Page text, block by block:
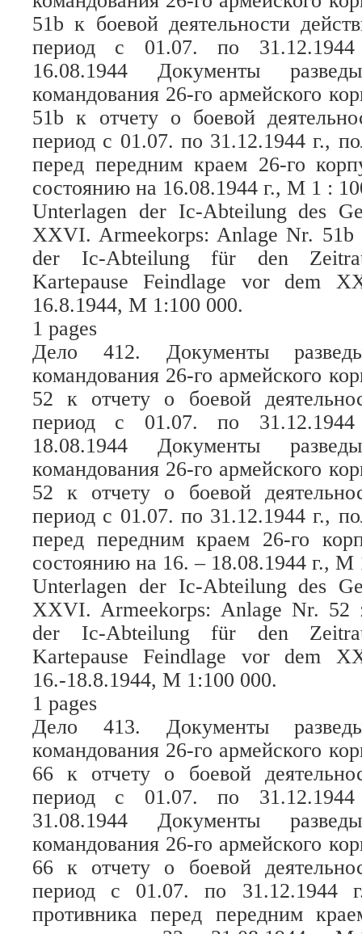
51b к боевой деятельности
период с 01.07. по
16.08.1944 Документы
командования 26-го армейского
51b к отчету о боевой
период с 01.07. по 31.12.1944 г.,
перед передним краем 26-го
состоянию на 16.08.1944 г., М 1 :
Unterlagen der Ic-Abteilung des
XXVI. Armeekorps: Anlage Nr. 51b
der Ic-Abteilung für den
Kartepause Feindlage vor dem
16.8.1944, M 1:100 000.
1 pages
Дело 412. Документы
командования 26-го армейского
52 к отчету о боевой
период с 01.07. по
18.08.1944 Документы
командования 26-го армейского
52 к отчету о боевой
период с 01.07. по 31.12.1944 г.,
перед передним краем 26-го
состоянию на 16. – 18.08.1944 г., М
Unterlagen der Ic-Abteilung des
XXVI. Armeekorps: Anlage Nr. 52
der Ic-Abteilung für den
Kartepause Feindlage vor dem
16.-18.8.1944, M 1:100 000.
1 pages
Дело 413. Документы
командования 26-го армейского
66 к отчету о боевой
период с 01.07. по
31.08.1944 Документы
командования 26-го армейского
66 к отчету о боевой
период с 01.07. по 31.12.1944
противника перед передним